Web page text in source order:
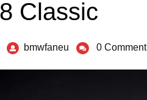
Classic
bmwfaneu 0 Comment